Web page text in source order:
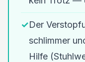
✓Der
schlimmer
Hilfe